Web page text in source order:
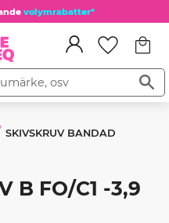
volymrabatter*
SKIVSKRUV BANDAD
B FO/C1 -3,9